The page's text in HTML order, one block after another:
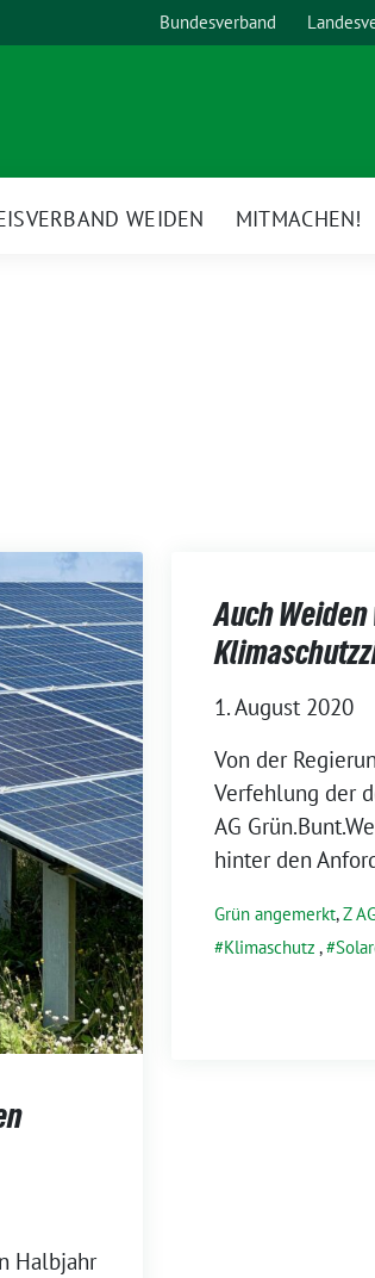
Bundesverband
WEIDEN MITMACHEN!
Halbjahr
Auch
1. August 2020
Von der
Verfehlung der
AG
hinter den
Grün angemerkt,Z
Klimaschutz ,